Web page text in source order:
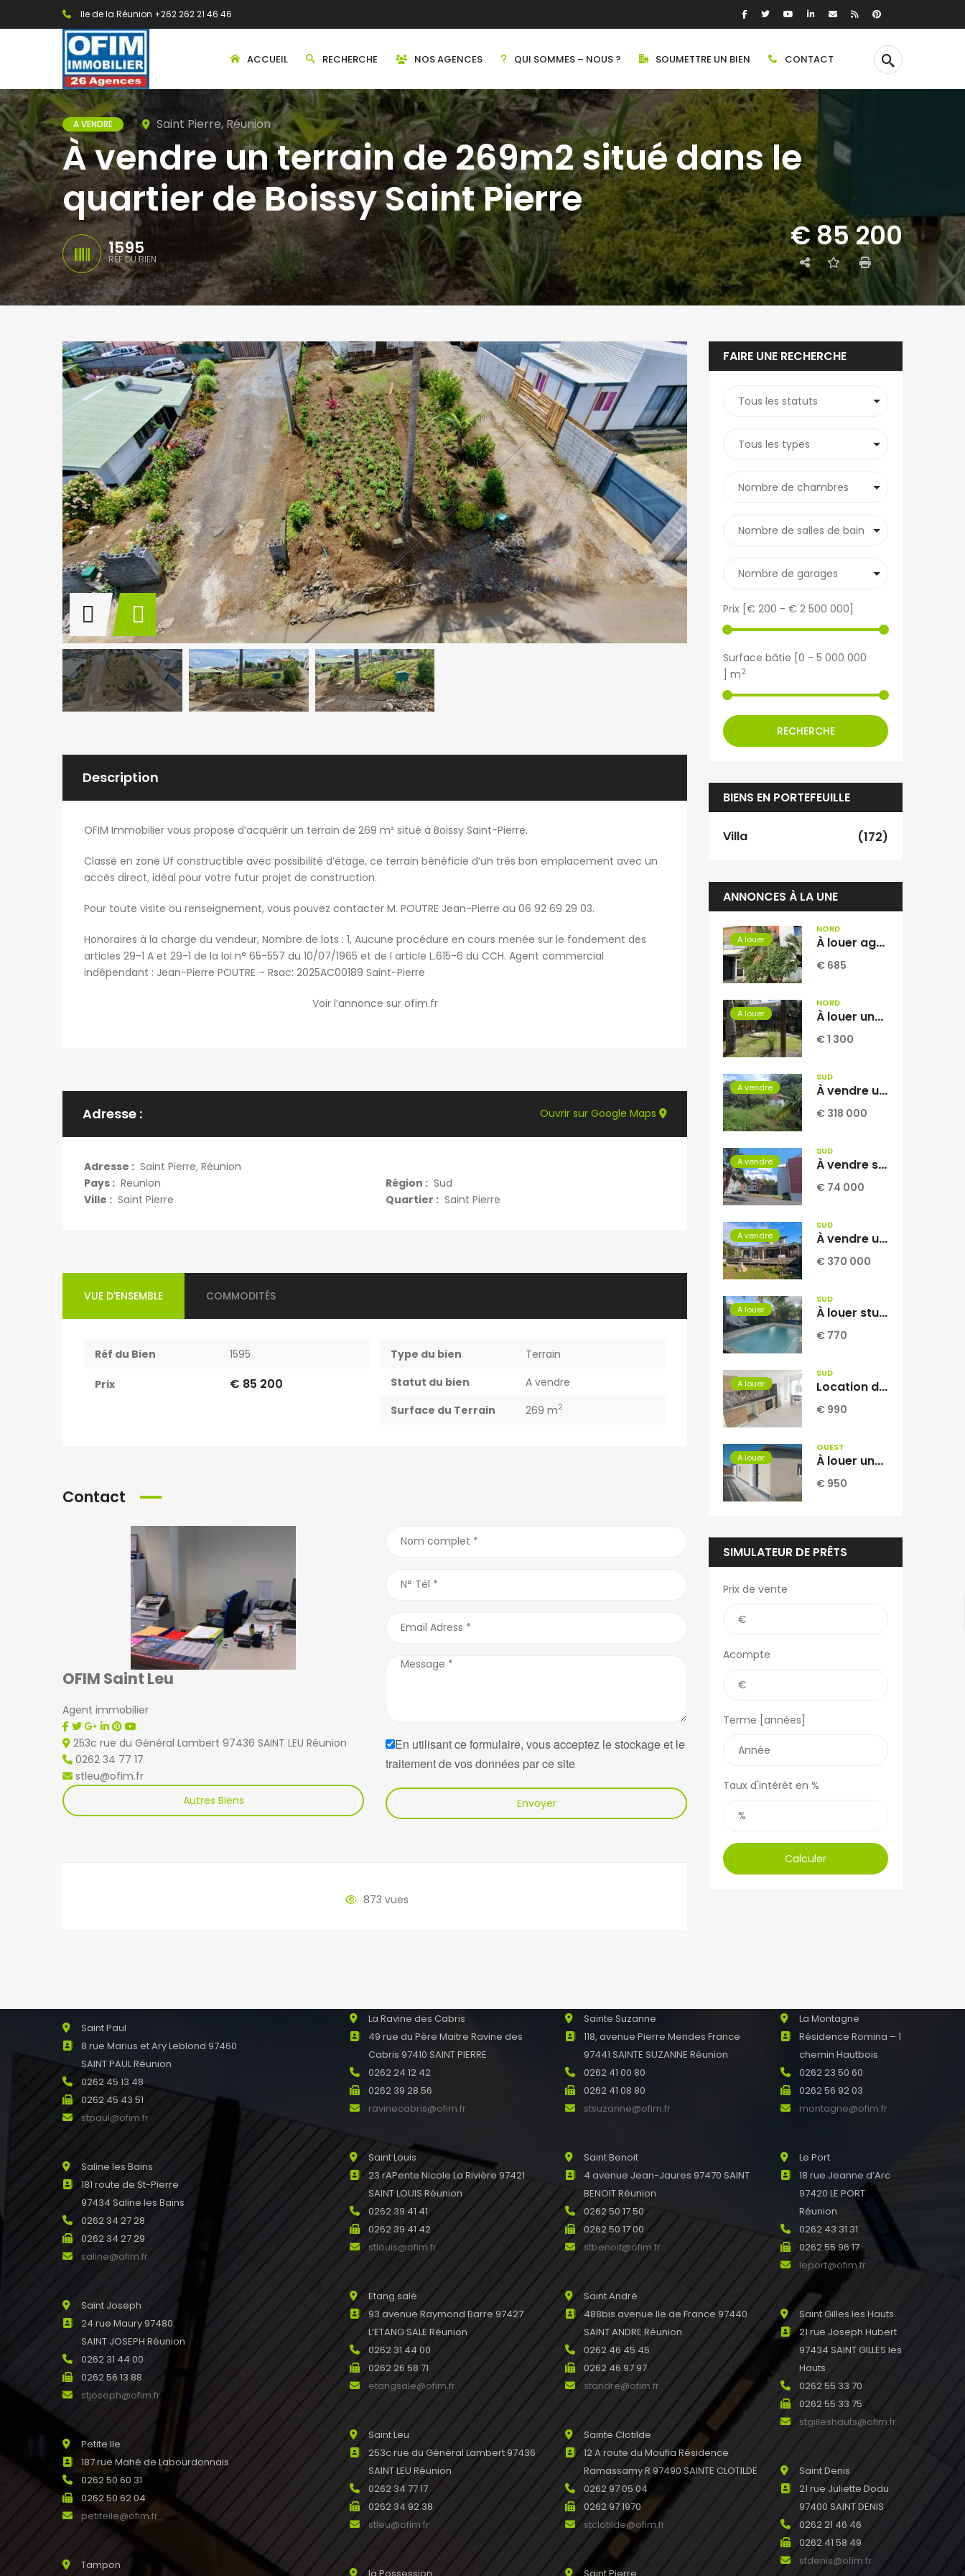
Ile de la Réunion +262 262 21 46 46
ACCUEIL RECHERCHE NOS AGENCES QUI SOMMES – NOUS ? SOUMETTRE UN BIEN CONTACT
A VENDRE Saint Pierre, Réunion
À vendre un terrain de 269m2 situé dans le
quartier de Boissy Saint Pierre
1595
RÉF DU BIEN
€ 85 200
Description
OFIM Immobilier vous propose d’acquérir un terrain de 269 m² situé à Boissy Saint-Pierre.
Classé en zone Uf constructible avec possibilité d’étage, ce terrain bénéficie d’un très bon emplacement avec un
accès direct, idéal pour votre futur projet de construction.
Pour toute visite ou renseignement, vous pouvez contacter M. POUTRE Jean-Pierre au 06 92 69 29 03.
Honoraires à la charge du vendeur, Nombre de lots : 1, Aucune procédure en cours menée sur le fondement des
articles 29-1 A et 29-1 de la loi n° 65-557 du 10/07/1965 et de l article L.615-6 du CCH. Agent commercial
indépendant : Jean-Pierre POUTRE – Rsac: 2025AC00189 Saint-Pierre
Voir l’annonce sur ofim.fr
Adresse :
Adresse : Saint Pierre, Réunion
Pays : Reunion Région : Sud
Ville : Saint Pierre Quartier : Saint Pierre
Ouvrir sur Google Maps
VUE D'ENSEMBLE COMMODITÉS
Réf du Bien 1595
Prix € 85 200
Type du bien
Terrain
Statut du bien
A vendre
Surface du Terrain
269 m2
Contact
OFIM Saint Leu
Agent immobilier
253c rue du Général Lambert 97436 SAINT LEU Réunion
0262 34 77 17
stleu@ofim.fr
Autres Biens
En utilisant ce formulaire, vous acceptez le stockage et le
traitement de vos données par ce site
Envoyer
873 vues
FAIRE UNE RECHERCHE
Prix [ € 200 - € 2 500 000
Surface bâtie [ 0 - 5 000 000
] m2
RECHERCHE
BIENS EN PORTEFEUILLE
Villa (172)
ANNONCES À LA UNE
A louer
NORD
À louer agréable appartement T2 de 53.06 m2 situé dans la résidence INAIS à Sainte-Clotilde Réunion
€ 685
A louer
NORD
À louer une villa jumelée de type F5 de 104 m2 habitable située sur le secteur de Domenjod Sainte Clothilde Réunion
€ 1 300
A vendre
SUD
À vendre une vaste parcelle plate et arborée de 1268 m2 dont 1104 m2 constructible située au Tampon Réunion
€ 318 000
A vendre
SUD
À vendre studio climatisé de 34.97 m2 avec vue mer situé dans une résidence sécurisée et calme à Saint Joseph Réunion
€ 74 000
A vendre
SUD
À vendre une magnifique villa contemporaine T4 de 110 m2 sur un terrain piscinable de 673 m2 située à La Rivière Saint Louis Réunion
€ 370 000
A louer
SUD
À louer studio meublé d’environ 30 m2 situé à La Ligne des Bambous Réunion
€ 770
A louer
SUD
Location d’une ravissante villa neuve meublée T4 située à Vincendo Réunion
€ 990
A louer
OUEST
À louer une villa F3 de 80.71m2 avec jardin à La Saline les Hauts Réunion.
€ 950
SIMULATEUR DE PRÊTS
Prix de vente
Acompte
Terme [années]
Taux d'intérêt en %
Calculer
Saint Paul
8 rue Marius et Ary Leblond 97460
SAINT PAUL Réunion
0262 45 13 48
0262 45 43 51
stpaul@ofim.fr
Saline les Bains
181 route de St-Pierre
97434 Saline les Bains
0262 34 27 28
0262 34 27 29
saline@ofim.fr
Saint Joseph
24 rue Maury 97480
SAINT JOSEPH Réunion
0262 31 44 00
0262 56 13 88
stjoseph@ofim.fr
Petite Ile
187 rue Mahé de Labourdonnais
0262 50 60 31
0262 50 62 04
petiteile@ofim.fr
Tampon
La Ravine des Cabris
49 rue du Père Maitre Ravine des
Cabris 97410 SAINT PIERRE
0262 24 12 42
0262 39 28 56
ravinecabris@ofim.fr
Saint Louis
23 rAPente Nicole La Rivière 97421
SAINT LOUIS Réunion
0262 39 41 41
0262 39 41 42
stlouis@ofim.fr
Etang salé
93 avenue Raymond Barre 97427
L’ETANG SALE Réunion
0262 31 44 00
0262 26 58 71
etangsale@ofim.fr
Saint Leu
253c rue du Général Lambert 97436
SAINT LEU Réunion
0262 34 77 17
0262 34 92 38
stleu@ofim.fr
la Possession
Sainte Suzanne
118, avenue Pierre Mendes France
97441 SAINTE SUZANNE Réunion
0262 41 00 80
0262 41 08 80
stsuzanne@ofim.fr
Saint Benoit
4 avenue Jean-Jaures 97470 SAINT
BENOIT Réunion
0262 50 17 50
0262 50 17 00
stbenoit@ofim.fr
Saint André
488bis avenue Ile de France 97440
SAINT ANDRE Réunion
0262 46 45 45
0262 46 97 97
standre@ofim.fr
Sainte Clotilde
12 A route du Moufia Résidence
Ramassamy R 97490 SAINTE CLOTILDE
0262 97 05 04
0262 97 1970
stclotilde@ofim.fr
Saint Pierre
La Montagne
Résidence Romina – 1
chemin Hautbois
0262 23 50 60
0262 56 92 03
montagne@ofim.fr
Le Port
18 rue Jeanne d’Arc
97420 LE PORT
Réunion
0262 43 31 31
0262 55 96 17
leport@ofim.fr
Saint Gilles les Hauts
21 rue Joseph Hubert
97434 SAINT GILLES les
Hauts
0262 55 33 70
0262 55 33 75
stgilleshauts@ofim.fr
Saint Denis
21 rue Juliette Dodu
97400 SAINT DENIS
0262 21 46 46
0262 41 58 49
stdenis@ofim.fr